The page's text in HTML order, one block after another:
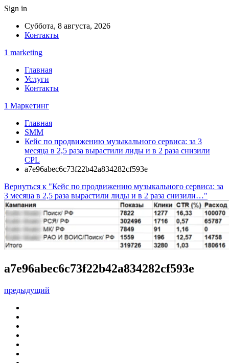
Sign in
Суббота, 8 августа, 2026
Контакты
1 marketing
Главная
Услуги
Контакты
1 Маркетинг
Главная
SMM
Кейс по продвижению музыкального сервиса: за 3
месяца в 2,5 раза вырастили лиды и в 2 раза снизили
CPL
a7e96abec6c73f22b42a834282cf593e
Вернуться к "Кейс по продвижению музыкального сервиса: за
3 месяца в 2,5 раза вырастили лиды и в 2 раза снизили…"
a7e96abec6c73f22b42a834282cf593e
предыдущий